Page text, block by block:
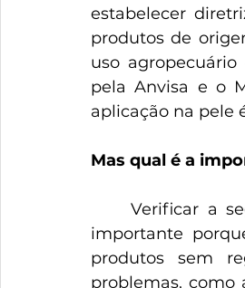
estabelecer
produtos de
uso
pela Anvisa e o
aplicação na pele
Mas qual é a
	Verificar a segurança do uso de produtos para proteção contra insetos é
importante
produtos sem
problemas, como